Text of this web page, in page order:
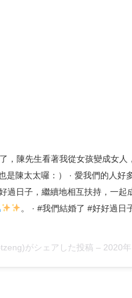
，陳先生看著我從女孩變成女人
是陳太太囉：） · 愛我們的人好
過日子，繼續地相互扶持，一起
。 · #我們結婚了 #好好過日
がシェアした投稿 – 2020年 1月